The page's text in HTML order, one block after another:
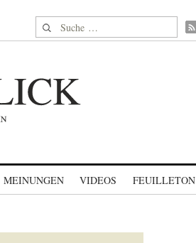
Suche nach:
MEINUNGEN VIDEOS FEUILLETON